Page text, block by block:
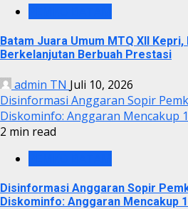
Batam Juara Umum MTQ XII
Berkelanjutan Berbuah Prestasi
admin TN Juli 10, 2026
Disinformasi Anggaran Sopir
Diskominfo: Anggaran Mencakup
2 min read
Disinformasi Anggaran Sopir
Diskominfo: Anggaran Mencakup